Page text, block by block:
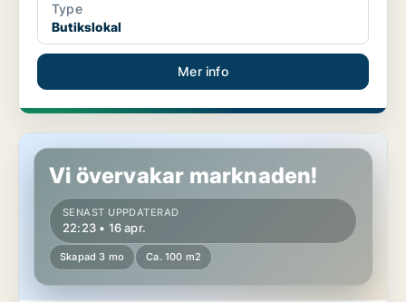
Type
Butikslokal
Mer info
Butikslokal i Kirseberg
Vi övervakar marknaden!
SENAST UPPDATERAD
22:23 • 16 apr.
Skapad 3 mo Ca. 100 m2